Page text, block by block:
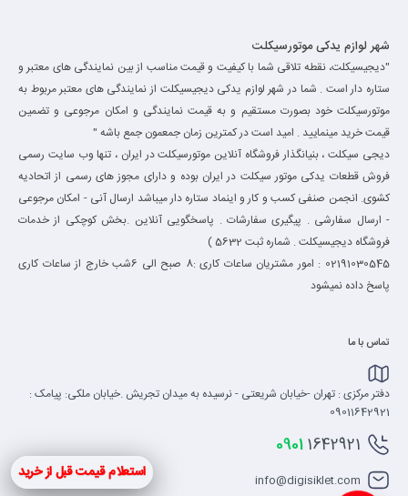
شهر لوازم یدکی موتورسیکلت
"دیجیسیکلت، نقطه تلاقی شما با کیفیت و قیمت مناسب از بین نمایندگی های معتبر و
ستاره دار است . شما در شهر لوازم یدکی دیجیسیکلت از نمایندگی های معتبر مربوط به
موتورسیکلت خود بصورت مستقیم و به قیمت نمایندگی و امکان مرجوعی و تضمین
قیمت خرید مینمایید . امید است در کمترین زمان جمعمون جمع باشه "
دیجی سیکلت ، بنیانگذار فروشگاه آنلاین موتورسیکلت در ایران ، تنها وب سایت رسمی
فروش قطعات یدکی موتور سیکلت در ایران بوده و دارای مجوز های رسمی از اتحادیه
کشوی. انجمن صنفی کسب و کار و اینماد ستاره دار میباشد ارسال آنی - امکان مرجوعی
- ارسال سفارشی . پیگیری سفارشات . پاسخگویی آنلاین .بخش کوچکی از خدمات
فروشگاه دیجیسیکلت . شماره ثبت 5632 )
02191030545 : امور مشتریان ساعات کاری :8 صبح الی 6شب خارج از ساعات کاری
پاسخ داده نمیشود
تماس با ما
دفتر مرکزی : تهران -خیابان شریعتی - نرسیده به میدان تجریش .خیابان ملکی: پیامک :
09011642921
09011642921
info@digisiklet.com استعلام قیمت قبل از خرید